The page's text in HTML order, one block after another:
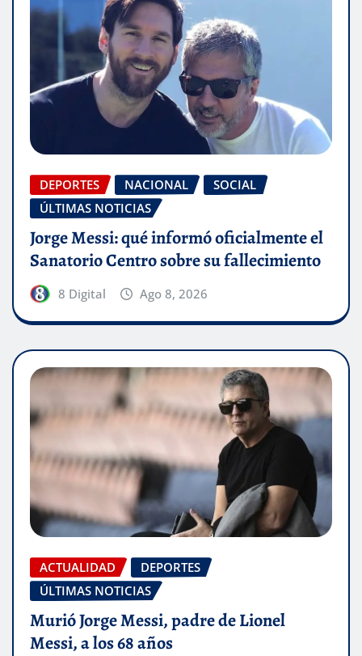
DEPORTES NACIONAL
SOCIAL
ÚLTIMAS NOTICIAS
Jorge Messi: qué informó oficialmente el
Sanatorio Centro sobre su fallecimiento
8 Digital Ago 8, 2026
ACTUALIDAD
DEPORTES
ÚLTIMAS NOTICIAS
Murió Jorge Messi, padre de Lionel
Messi, a los 68 años